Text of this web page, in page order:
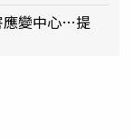
應變中心…提